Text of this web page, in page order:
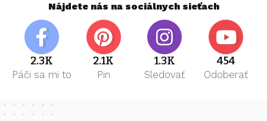
Nájdete nás na sociálnych sieťach
2.3K
Páči sa mi to
2.1K
Pin
1.3K
Sledovať
454
Odoberať